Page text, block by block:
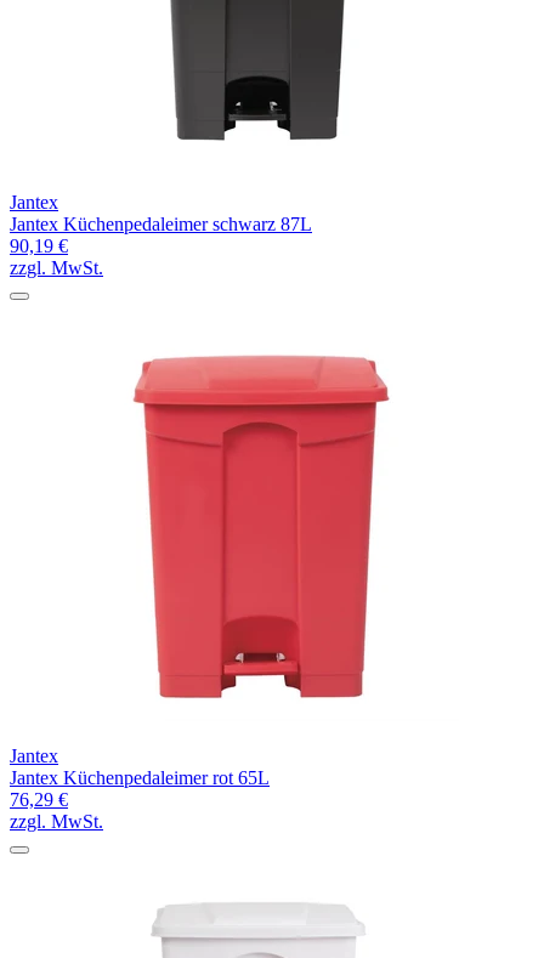
Jantex
Jantex Küchenpedaleimer schwarz 87L
90,19 €
zzgl. MwSt.
Jantex
Jantex Küchenpedaleimer rot 65L
76,29 €
zzgl. MwSt.